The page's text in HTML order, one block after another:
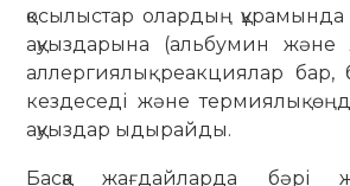
қосылыстар олардың
ақуыздарына (альбумин және
аллергиялық реакциялар бар,
кездеседі және термиялық
ақуыздар ыдырайды.
Басқа жағдайларда бәрі